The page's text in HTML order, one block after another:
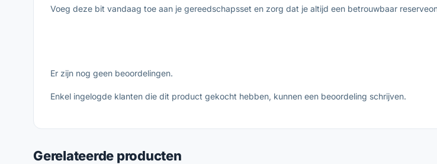
Voeg deze bit vandaag toe aan je gereedschapsset en zorg dat je altijd een betrouwbaar
Er zijn nog geen beoordelingen.
Enkel ingelogde klanten die dit product gekocht hebben, kunnen een beoordeling schrijven.
Gerelateerde producten